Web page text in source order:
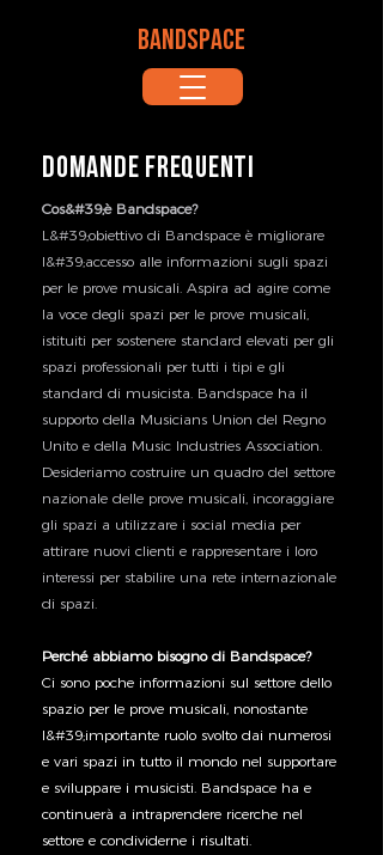
BANDSPACE
Domande frequenti
Cos&#39;è Bandspace?
L&#39;obiettivo di Bandspace è migliorare
l&#39;accesso alle informazioni sugli spazi
per le prove musicali. Aspira ad agire come
la voce degli spazi per le prove musicali,
istituiti per sostenere standard elevati per gli
spazi professionali per tutti i tipi e gli
standard di musicista. Bandspace ha il
supporto della Musicians Union del Regno
Unito e della Music Industries Association.
Desideriamo costruire un quadro del settore
nazionale delle prove musicali, incoraggiare
gli spazi a utilizzare i social media per
attirare nuovi clienti e rappresentare i loro
interessi per stabilire una rete internazionale
di spazi.
Perché abbiamo bisogno di Bandspace?
Ci sono poche informazioni sul settore dello
spazio per le prove musicali, nonostante
l&#39;importante ruolo svolto dai numerosi
e vari spazi in tutto il mondo nel supportare
e sviluppare i musicisti. Bandspace ha e
continuerà a intraprendere ricerche nel
settore e condividerne i risultati.